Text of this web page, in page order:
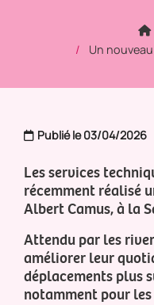
Un
Publié le 03/04/2026
Les services
récemment réalisé
Albert Camus, à la
Attendu par les
améliorer leur
déplacements plus
notamment pour